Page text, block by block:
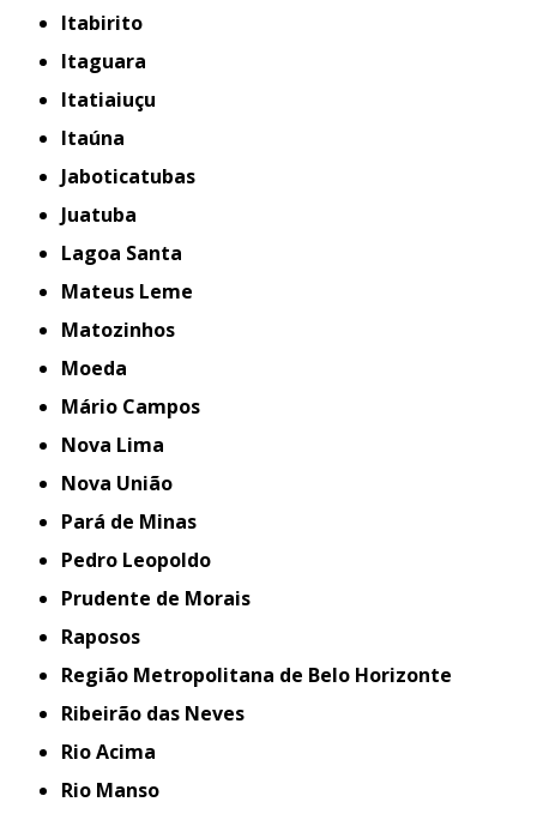
Itabirito
Itaguara
Itatiaiuçu
Itaúna
Jaboticatubas
Juatuba
Lagoa Santa
Mateus Leme
Matozinhos
Moeda
Mário Campos
Nova Lima
Nova União
Pará de Minas
Pedro Leopoldo
Prudente de Morais
Raposos
Região Metropolitana de Belo Horizonte
Ribeirão das Neves
Rio Acima
Rio Manso